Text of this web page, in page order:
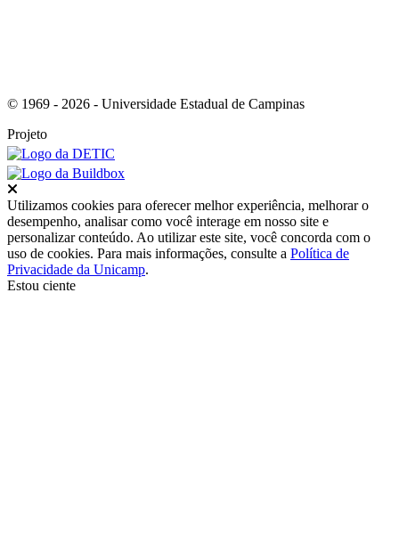
© 1969 - 2026 - Universidade Estadual de Campinas
Projeto
Utilizamos cookies para oferecer melhor experiência, melhorar o
desempenho, analisar como você interage em nosso site e
personalizar conteúdo. Ao utilizar este site, você concorda com o
uso de cookies. Para mais informações, consulte a Política de
Privacidade da Unicamp.
Estou ciente